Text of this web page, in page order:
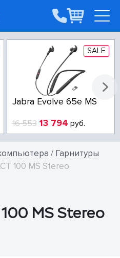
SALE
Jabra Evolve 65e MS
16 553 13 794 руб.
/ Гарнитуры
100 MS Stereo
MS Stereo